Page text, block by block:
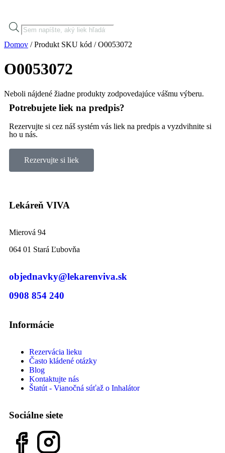
Domov / Produkt SKU kód / O0053072
O0053072
Neboli nájdené žiadne produkty zodpovedajúce vášmu výberu.
Potrebujete liek na predpis?
Rezervujte si cez náš systém vás liek na predpis a vyzdvihnite si
ho u nás.
Rezervujte si liek
Lekáreň VIVA
Mierová 94
064 01 Stará Ľubovňa
objednavky@lekarenviva.sk
0908 854 240
Informácie
Rezervácia lieku
Často kládené otázky
Blog
Kontaktujte nás
Štatút - Vianočná súťaž o Inhalátor
Sociálne siete